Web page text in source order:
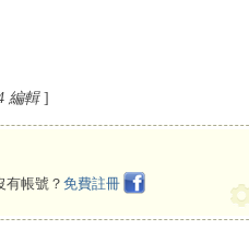
編輯 ]
有帳號？免費註冊